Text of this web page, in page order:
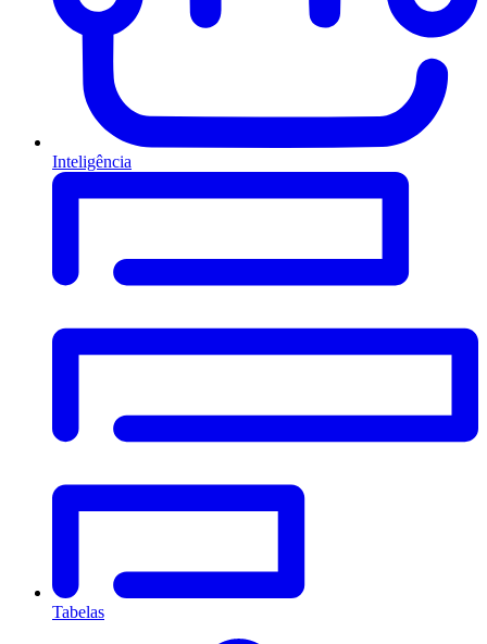
Inteligência
Tabelas